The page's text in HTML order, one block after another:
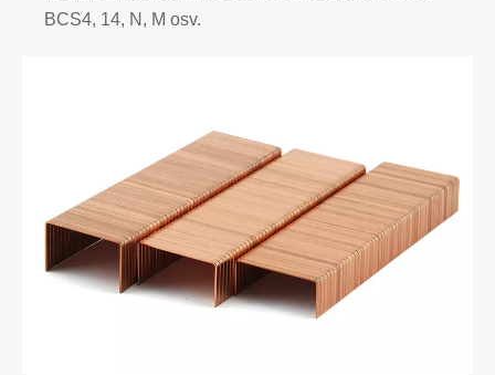
BCS4, 14, N, M osv.